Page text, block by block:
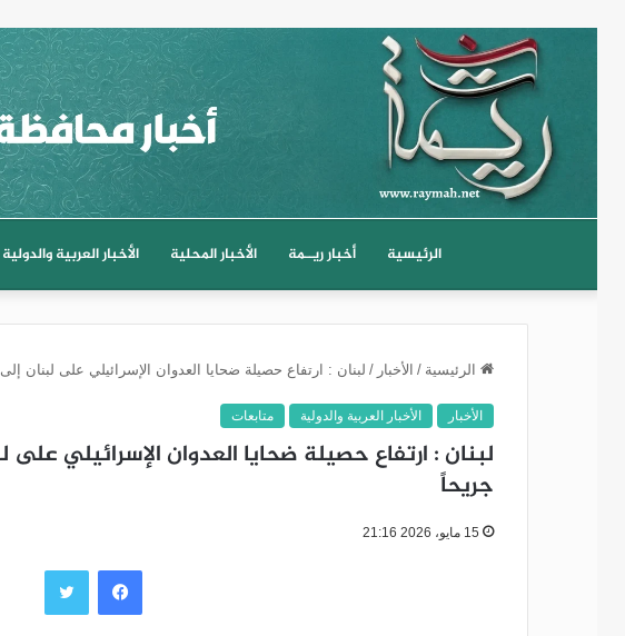
الرئيسية أخبار ريــمة الأخبار المحلية الأخبار العربية والدولية
الرئيسية / الأخبار / لبنان : ارتفاع حصيلة ضحايا العدوان الإسرائيلي على لبنان إلى 2951 شهيداً و8988 جريحاً
الأخبار الأخبار العربية والدولية متابعات
جريحاً
15 مايو، 2026 21:16
فيسبوك تويتر